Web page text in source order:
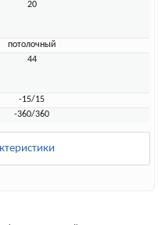
20
потолочный
44
-15/15
-360/360